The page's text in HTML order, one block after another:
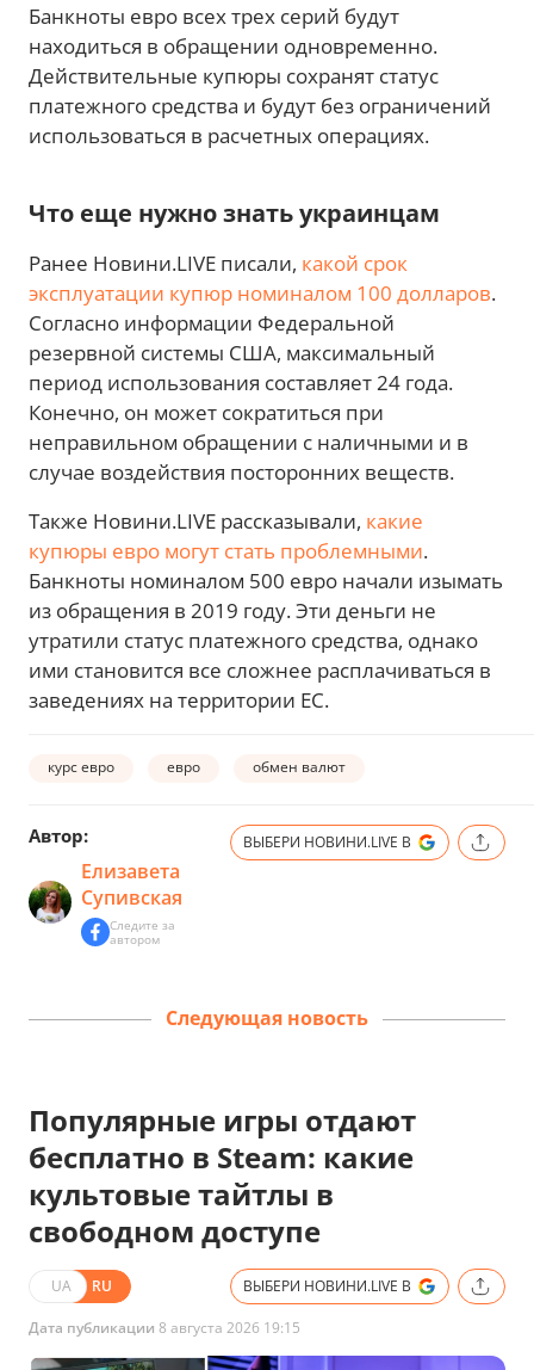
Банкноты евро всех трех серий будут
находиться в обращении одновременно.
Действительные купюры сохранят статус
платежного средства и будут без ограничений
использоваться в расчетных операциях.
Что еще нужно знать украинцам
Ранее Новини.LIVE писали, какой срок
эксплуатации купюр номиналом 100 долларов.
Согласно информации Федеральной
резервной системы США, максимальный
период использования составляет 24 года.
Конечно, он может сократиться при
неправильном обращении с наличными и в
случае воздействия посторонних веществ.
Также Новини.LIVE рассказывали, какие
купюры евро могут стать проблемными.
Банкноты номиналом 500 евро начали изымать
из обращения в 2019 году. Эти деньги не
утратили статус платежного средства, однако
ими становится все сложнее расплачиваться в
заведениях на территории ЕС.
курс евро евро обмен валют
Автор:
Елизавета
Супивская
Следите за
автором
ВЫБЕРИ НОВИНИ.LIVE В
Следующая новость
Популярные игры отдают
бесплатно в Steam: какие
культовые тайтлы в
свободном доступе
UA RU ВЫБЕРИ НОВИНИ.LIVE В
Дата публикации 8 августа 2026 19:15